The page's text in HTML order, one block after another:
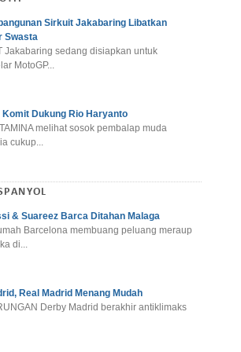
Sirkuit Jakabaring Libatkan
Swasta
Jakabaring sedang disiapkan untuk
MotoGP...
Dukung Rio Haryanto
melihat sosok pembalap muda
cukup...
& Suareez Barca Ditahan Malaga
Barcelona membuang peluang meraup
di...
Real Madrid Menang Mudah
Derby Madrid berakhir antiklimaks